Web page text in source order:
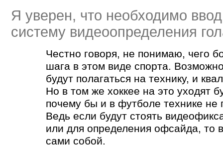
Я уверен, что необходимо
систему видеоопределения
Честно говоря, не понимаю, чего
шага в этом виде спорта.
будут полагаться на технику, и
Но в том же хоккее на это уходят
почему бы и в футболе технике не
Ведь если будут стоять
или для определения офсайда, то
сами собой.